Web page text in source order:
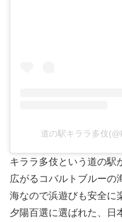
道の駅キララ多伎
キララ多伎という道の駅
広がるコバルトブルーの
海なので浜遊びも安全に
夕陽百選に選ばれた、日